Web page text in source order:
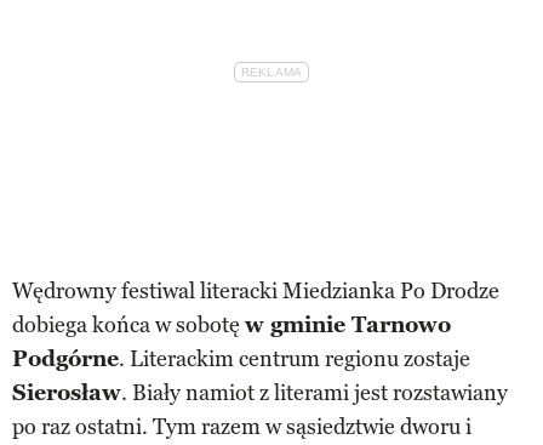
Wędrowny festiwal literacki Miedzianka Po Drodze
dobiega końca w sobotę w gminie Tarnowo
Podgórne. Literackim centrum regionu zostaje
Sierosław. Biały namiot z literami jest rozstawiany
po raz ostatni. Tym razem w sąsiedztwie dworu i